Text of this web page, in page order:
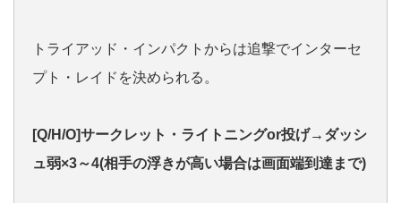
トライアッド・インパクトからは追撃でインターセ
プト・レイドを決められる。
[Q/H/O]サークレット・ライトニングor投げ→ダッシ
ュ弱×3～4(相手の浮きが高い場合は画面端到達まで)